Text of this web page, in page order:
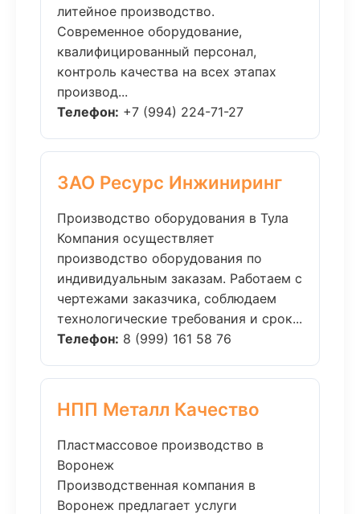
литейное производство.
Современное оборудование,
квалифицированный персонал,
контроль качества на всех этапах
производ...
Телефон: +7 (994) 224-71-27
ЗАО Ресурс Инжиниринг
Производство оборудования в Тула
Компания осуществляет
производство оборудования по
индивидуальным заказам. Работаем с
чертежами заказчика, соблюдаем
технологические требования и срок...
Телефон: 8 (999) 161 58 76
НПП Металл Качество
Пластмассовое производство в
Воронеж
Производственная компания в
Воронеж предлагает услуги